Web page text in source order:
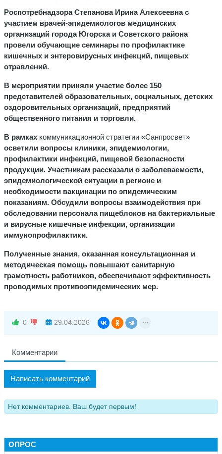
Роспотребнадзора Степанова Ирина Алексеевна с
участием врачей-эпидемиологов медицинских
организаций города Югорска и Советского района
провели обучающие семинары по профилактике
кишечных и энтеровирусных инфекций, пищевых
отравлений.
В мероприятии приняли участие более 150
представителей образовательных, социальных, детских
оздоровительных организаций, предприятий
общественного питания и торговли.
В рамках коммуникационной стратегии «Санпросвет»
осветили вопросы клиники, эпидемиологии,
профилактики инфекций, пищевой безопасности
продукции. Участникам рассказали о заболеваемости,
эпидемиологической ситуации в регионе и
необходимости вакцинации по эпидемическим
показаниям. Обсудили вопросы взаимодействия при
обследовании персонала пищеблоков на бактериальные
и вирусные кишечные инфекции, организации
иммунопрофилактики.
Полученные знания, оказанная консультационная и
методическая помощь повышают санитарную
грамотность работников, обеспечивают эффективность
проводимых противоэпидемических мер.
0 29.04.2026
Комментарии
Написать комментарий
Нет комментариев. Ваш будет первым!
ОПРОС